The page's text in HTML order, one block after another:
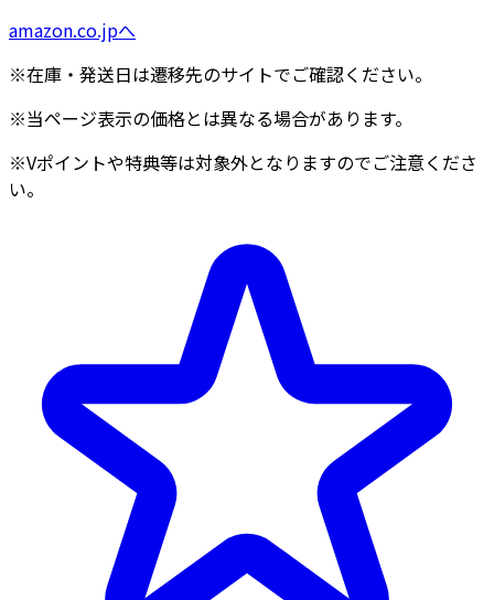
amazon.co.jpへ
※在庫・発送日は遷移先のサイトでご確認ください。
※当ページ表示の価格とは異なる場合があります。
※Vポイントや特典等は対象外となりますのでご注意くださ
い。